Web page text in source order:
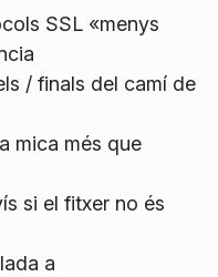
SSL «menys
/ finals del camí de
mica més que
si el fitxer no és
a